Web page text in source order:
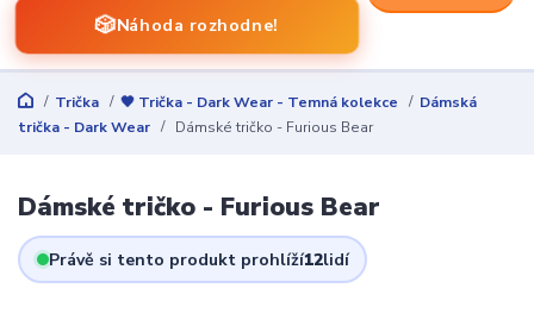
🎲Náhoda rozhodne!
Trička 🖤 Trička - Dark Wear - Temná kolekce
Dámská
trička - Dark Wear
Dámské tričko - Furious Bear
Dámské tričko - Furious Bear
Právě si tento produkt prohlíží12lidí